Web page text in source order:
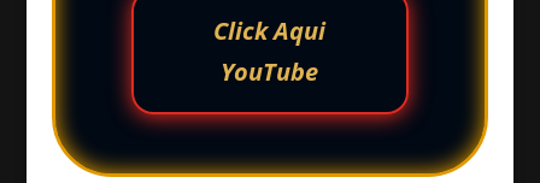
Click Aqui
YouTube